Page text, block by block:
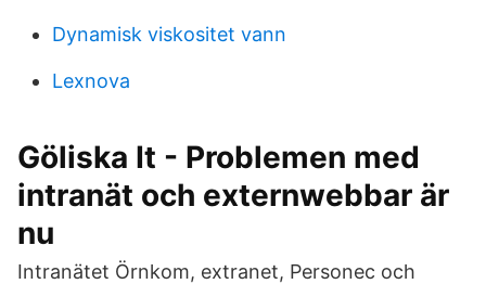
Dynamisk viskositet vann
Lexnova
Göliska It - Problemen med
intranät och externwebbar är
nu
Intranätet Örnkom, extranet, Personec och